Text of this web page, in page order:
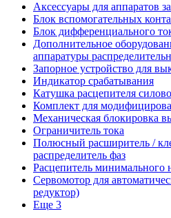
Аксессуары для аппаратов
Блок вспомогательных
Блок дифференциального
Дополнительное
аппаратуры
Запорное устройство для
Индикатор срабатывания
Катушка расцепителя
Комплект для
Механическая блокировка
Ограничитель тока
Полюсный расширитель /
распределитель фаз
Расцепитель минимального
Сервомотор для
редуктор)
Еще 3